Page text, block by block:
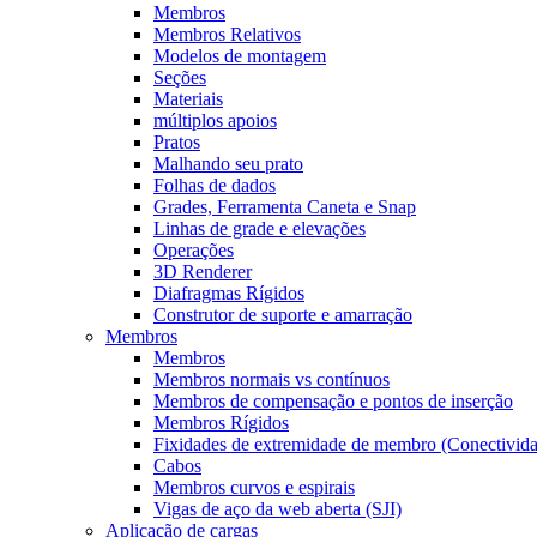
Membros
Membros Relativos
Modelos de montagem
Seções
Materiais
múltiplos apoios
Pratos
Malhando seu prato
Folhas de dados
Grades, Ferramenta Caneta e Snap
Linhas de grade e elevações
Operações
3D Renderer
Diafragmas Rígidos
Construtor de suporte e amarração
Membros
Membros
Membros normais vs contínuos
Membros de compensação e pontos de inserção
Membros Rígidos
Fixidades de extremidade de membro
Cabos
Membros curvos e espirais
Vigas de aço da web aberta (SJI)
Aplicação de cargas